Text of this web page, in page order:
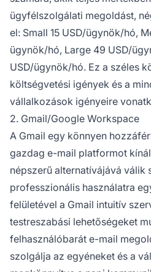
ügyfélszolgálati megoldást,
el: Small 15 USD/ügynök/hó,
ügynök/hó, Large 49 USD/
USD/ügynök/hó. Ez a széles
költségvetési igények és a
vállalkozások igényeire
2. Gmail/Google Workspace
A Gmail egy könnyen
gazdag e-mail platformot
népszerű alternatívájává válik
professzionális használatra
felületével a Gmail intuitív
testreszabási lehetőségeket
felhasználóbarát e-mail
szolgálja az egyéneket és a